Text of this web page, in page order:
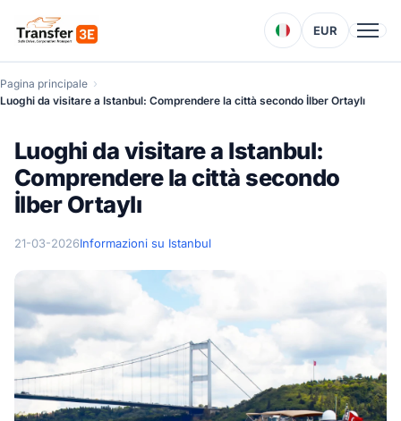
EUR
Pagina principale
Luoghi da visitare a Istanbul: Comprendere la città secondo İlber Ortaylı
Luoghi da visitare a Istanbul:
Comprendere la città secondo
İlber Ortaylı
21-03-2026Informazioni su Istanbul